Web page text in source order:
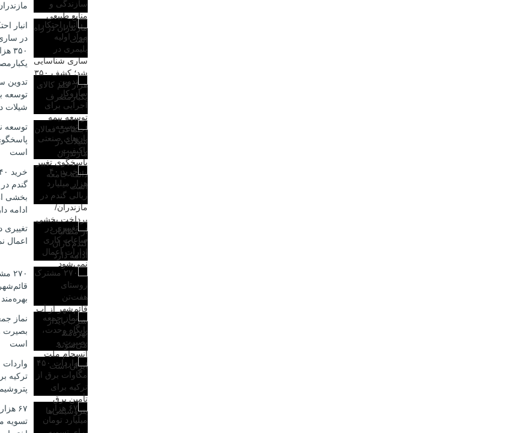
انبار
در
۳۵۰
تدوین
توسعه
شیلات
توسعه
است
گندم
بخشی
ادامه
تغییری
اعمال
نماز
بصیرت
است
ترکیه
۶۷
تسویه